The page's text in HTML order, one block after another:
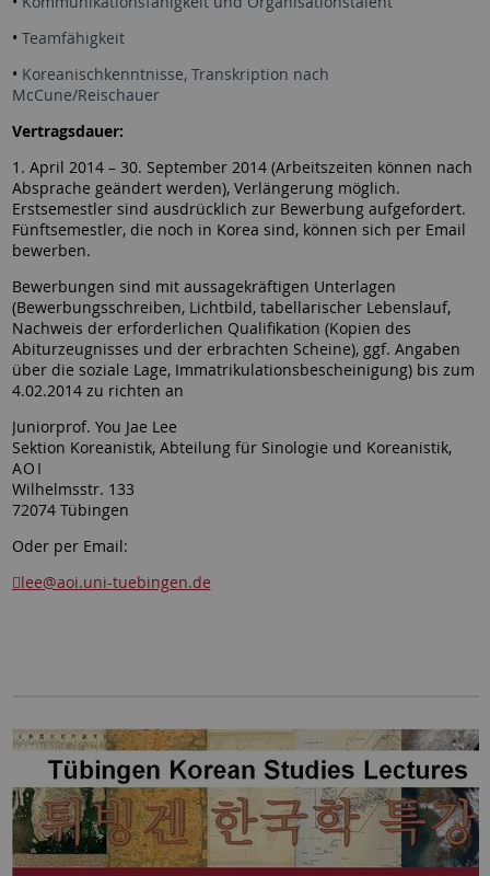
• Teamfähigkeit
• Koreanischkenntnisse, Transkription nach
McCune/Reischauer
Vertragsdauer:
1. April 2014 – 30. September 2014 (Arbeitszeiten können nach
Absprache geändert werden), Verlängerung möglich.
Erstsemestler sind ausdrücklich zur Bewerbung aufgefordert.
Fünftsemestler, die noch in Korea sind, können sich per Email
bewerben.
Bewerbungen sind mit aussagekräftigen Unterlagen
(Bewerbungsschreiben, Lichtbild, tabellarischer Lebenslauf,
Nachweis der erforderlichen Qualifikation (Kopien des
Abiturzeugnisses und der erbrachten Scheine), ggf. Angaben
über die soziale Lage, Immatrikulationsbescheinigung) bis zum
4.02.2014 zu richten an
Juniorprof. You Jae Lee
Sektion Koreanistik, Abteilung für Sinologie und Koreanistik,
AOI
Wilhelmsstr. 133
72074 Tübingen
Oder per Email:
lee@aoi.uni-tuebingen.de